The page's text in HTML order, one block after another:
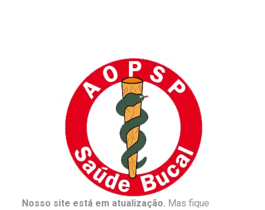
Nosso site está em atualização. Mas fique